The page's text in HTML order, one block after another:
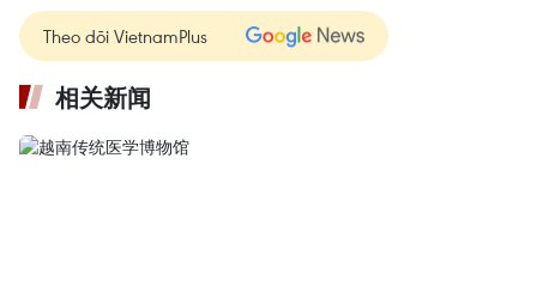
Theo dõi VietnamPlus
相关新闻